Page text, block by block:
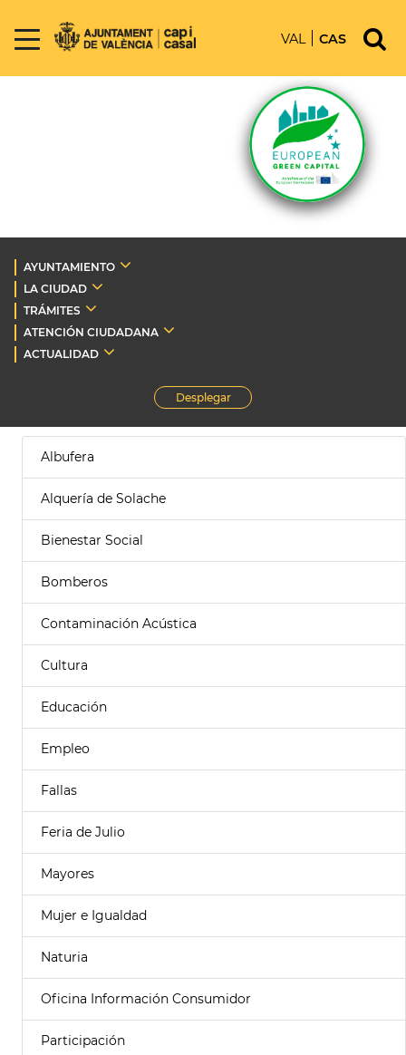
VAL CAS
AYUNTAMIENTO
LA CIUDAD
TRÁMITES
ATENCIÓN CIUDADANA
ACTUALIDAD
Desplegar
Albufera
Alquería de Solache
Bienestar Social
Bomberos
Contaminación Acústica
Cultura
Educación
Empleo
Fallas
Feria de Julio
Mayores
Mujer e Igualdad
Naturia
Oficina Información Consumidor
Participación